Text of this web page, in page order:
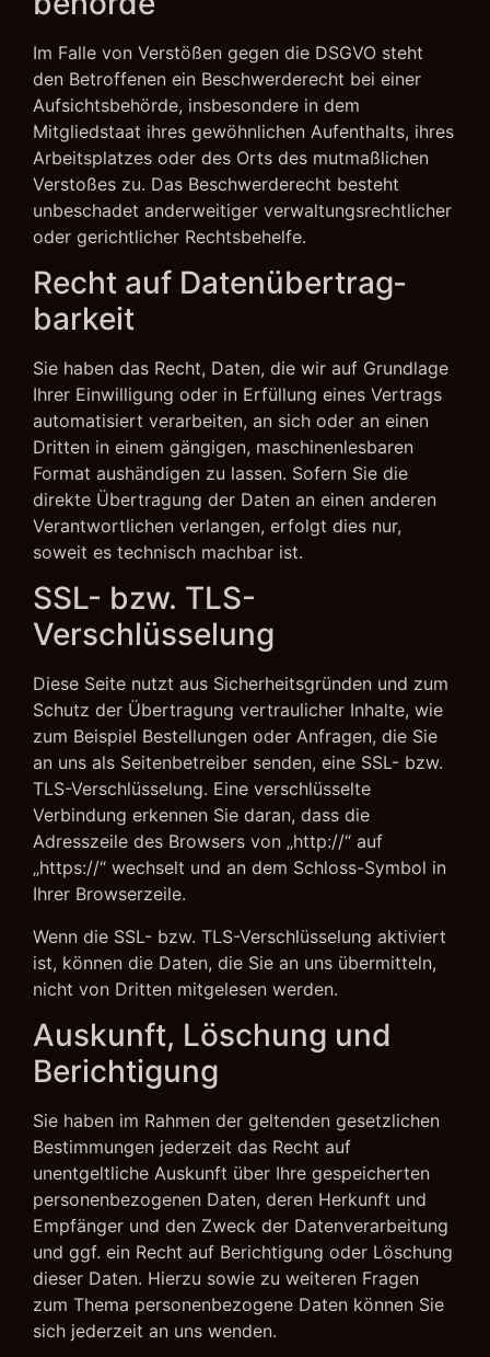
Im Falle von Verstößen gegen die DSGVO steht
den Betroffenen ein Beschwerderecht bei einer
Aufsichtsbehörde, insbesondere in dem
Mitgliedstaat ihres gewöhnlichen Aufenthalts, ihres
Arbeitsplatzes oder des Orts des mutmaßlichen
Verstoßes zu. Das Beschwerderecht besteht
unbeschadet anderweitiger verwaltungsrechtlicher
oder gerichtlicher Rechtsbehelfe.
Recht auf Daten­übertrag­
barkeit
Sie haben das Recht, Daten, die wir auf Grundlage
Ihrer Einwilligung oder in Erfüllung eines Vertrags
automatisiert verarbeiten, an sich oder an einen
Dritten in einem gängigen, maschinenlesbaren
Format aushändigen zu lassen. Sofern Sie die
direkte Übertragung der Daten an einen anderen
Verantwortlichen verlangen, erfolgt dies nur,
soweit es technisch machbar ist.
SSL- bzw. TLS-
Verschlüsselung
Diese Seite nutzt aus Sicherheitsgründen und zum
Schutz der Übertragung vertraulicher Inhalte, wie
zum Beispiel Bestellungen oder Anfragen, die Sie
an uns als Seitenbetreiber senden, eine SSL- bzw.
TLS-Verschlüsselung. Eine verschlüsselte
Verbindung erkennen Sie daran, dass die
Adresszeile des Browsers von „http://“ auf
„https://“ wechselt und an dem Schloss-Symbol in
Ihrer Browserzeile.
Wenn die SSL- bzw. TLS-Verschlüsselung aktiviert
ist, können die Daten, die Sie an uns übermitteln,
nicht von Dritten mitgelesen werden.
Auskunft, Löschung und
Berichtigung
Sie haben im Rahmen der geltenden gesetzlichen
Bestimmungen jederzeit das Recht auf
unentgeltliche Auskunft über Ihre gespeicherten
personenbezogenen Daten, deren Herkunft und
Empfänger und den Zweck der Datenverarbeitung
und ggf. ein Recht auf Berichtigung oder Löschung
dieser Daten. Hierzu sowie zu weiteren Fragen
zum Thema personenbezogene Daten können Sie
sich jederzeit an uns wenden.